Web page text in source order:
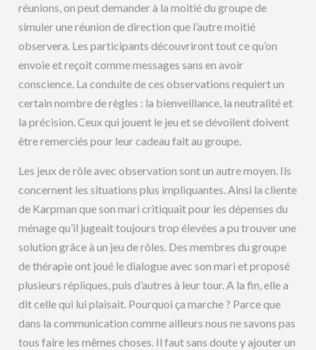
réunions, on peut demander à la moitié du groupe de
simuler une réunion de direction que l’autre moitié
observera. Les participants découvriront tout ce qu’on
envoie et reçoit comme messages sans en avoir
conscience. La conduite de ces observations requiert un
certain nombre de règles : la bienveillance, la neutralité et
la précision. Ceux qui jouent le jeu et se dévoilent doivent
être remerciés pour leur cadeau fait au groupe.
Les jeux de rôle avec observation sont un autre moyen. Ils
concernent les situations plus impliquantes. Ainsi la cliente
de Karpman que son mari critiquait pour les dépenses du
ménage qu’il jugeait toujours trop élevées a pu trouver une
solution grâce à un jeu de rôles. Des membres du groupe
de thérapie ont joué le dialogue avec son mari et proposé
plusieurs répliques, puis d’autres à leur tour. A la fin, elle a
dit celle qui lui plaisait. Pourquoi ça marche ? Parce que
dans la communication comme ailleurs nous ne savons pas
tous faire les mêmes choses. Il faut sans doute y ajouter un